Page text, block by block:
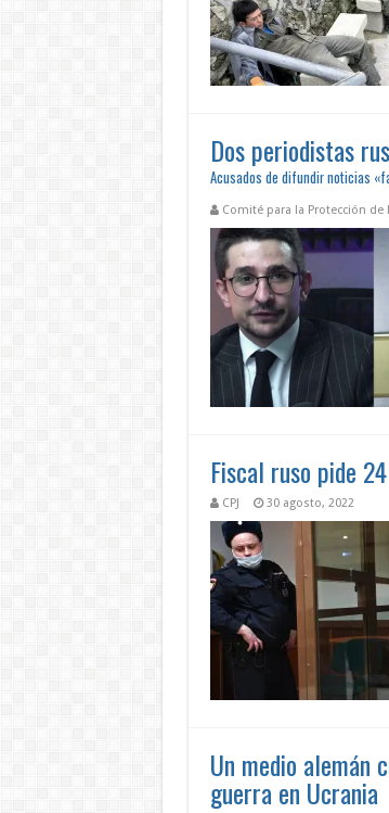
Dos periodistas
Acusados de difundir noticias
Comité para la Protección de
Fiscal ruso pide
CPJ 30 agosto, 2022
Un medio
guerra en Ucrania